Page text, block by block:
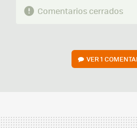
Comentarios cerrados
VER1